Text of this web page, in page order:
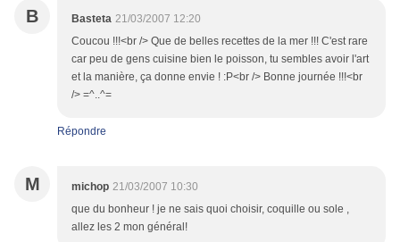
B Basteta 21/03/2007 12:20
Coucou !!!<br /> Que de belles recettes de la mer !!! C'est rare
car peu de gens cuisine bien le poisson, tu sembles avoir l'art
et la manière, ça donne envie ! :P<br /> Bonne journée !!!<br
/> =^..^=
Répondre
M michop 21/03/2007 10:30
que du bonheur ! je ne sais quoi choisir, coquille ou sole ,
allez les 2 mon général!